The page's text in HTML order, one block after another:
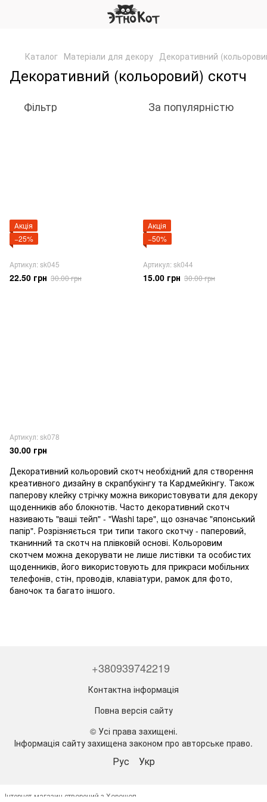
Каталог Матеріали для декору Декоративний
Декоративний (кольоровий) скотч
Фільтр За популярністю
Акція
−25%
Артикул: sk045
22.50 грн 30.00 грн
Акція
−50%
Артикул: sk044
15.00 грн 30.00 грн
Артикул: sk078
30.00 грн
Декоративний кольоровий скотч необхідний для створення
креативного дизайну в скрапбукінгу та Кардмейкінгу. Також
паперову клейку стрічку можна використовувати для декору
щоденників або блокнотів. Часто декоративний скотч
називають "ваші тейп" - "Washi tape", що означає "японський
папір". Розрізняється три типи такого скотчу - паперовий,
тканинний та скотч на плівковій основі. Кольоровим
скотчем можна декорувати не лише листівки та особистих
щоденників, його використовують для прикраси мобільних
телефонів, стін, проводів, клавіатури, рамок для фото,
баночок та багато іншого.
+380939742219
Контактна інформація
Повна версія сайту
© Усі права захищені.
Інформація сайту захищена законом про авторське право.
Рус Укр
Інтернет-магазин створений з Хорошоп